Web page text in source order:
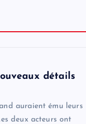
détails
auraient ému leurs
deux acteurs ont